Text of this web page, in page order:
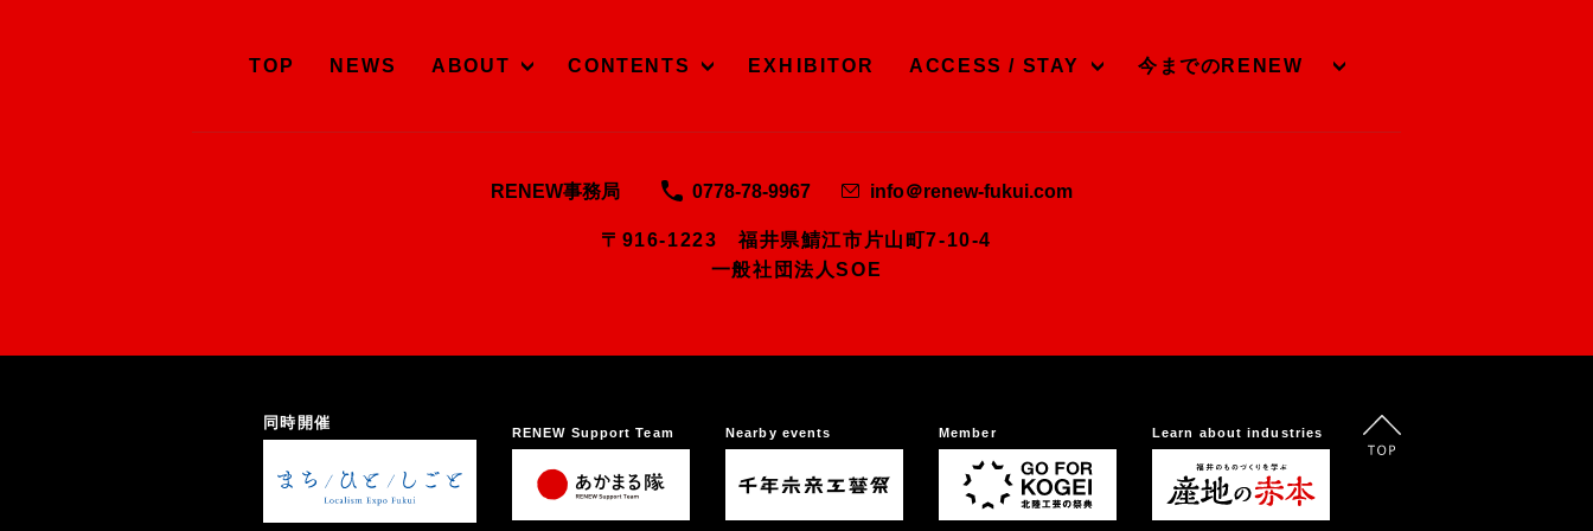
TOP NEWS ABOUT CONTENTS EXHIBITOR ACCESS / STAY 今までのRENEW
RENEW事務局 0778-78-9967 info＠renew-fukui.com
〒916-1223 福井県鯖江市片山町7-10-4
一般社団法人SOE
同時開催
RENEW Support Team Nearby events Member Learn about industries